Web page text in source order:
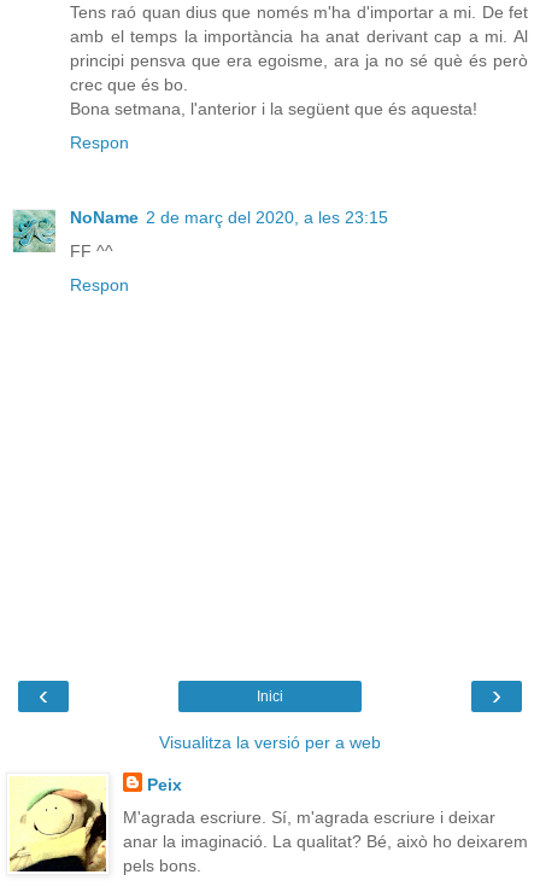
Tens raó quan dius que només m'ha d'importar a mi. De fet
amb el temps la importància ha anat derivant cap a mi. Al
principi pensva que era egoisme, ara ja no sé què és però
crec que és bo.
Bona setmana, l'anterior i la següent que és aquesta!
Respon
NoName 2 de març del 2020, a les 23:15
FF ^^
Respon
‹ ›
Inici
Visualitza la versió per a web
Peix
M'agrada escriure. Sí, m'agrada escriure i deixar
anar la imaginació. La qualitat? Bé, això ho deixarem
pels bons.